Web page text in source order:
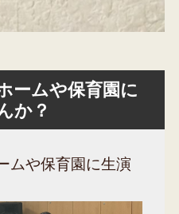
ームや保育園に
か？
ムや保育園に生演